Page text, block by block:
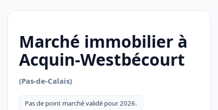
Marché immobilier à
Acquin-Westbécourt
(Pas-de-Calais)
Pas de point marché validé pour 2026.